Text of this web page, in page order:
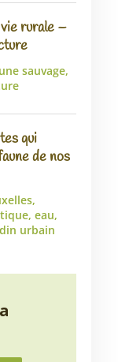
rurale –
sauvage,
qui
de nos
,
, eau,
urbain